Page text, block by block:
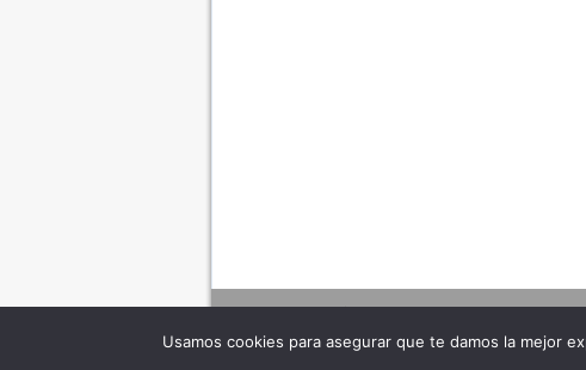
Usamos cookies para asegurar que te damos la mejor